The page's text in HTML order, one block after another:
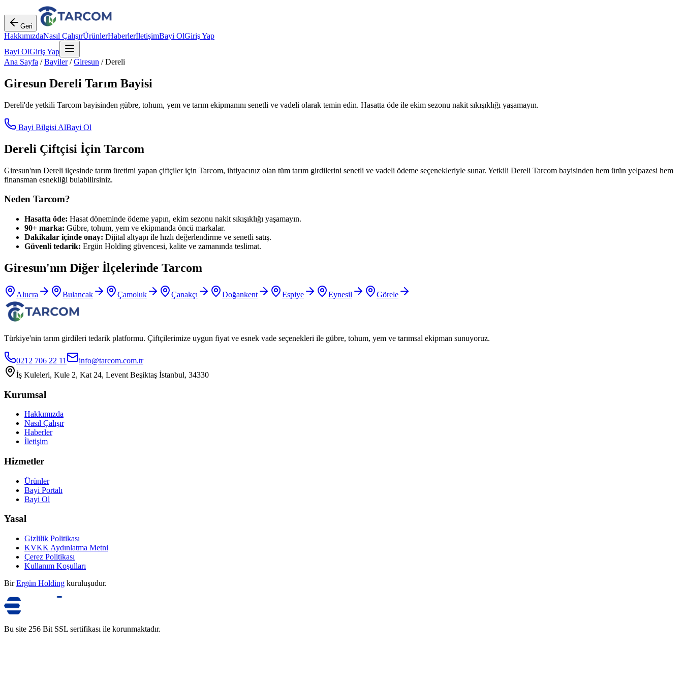
Geri
HakkımızdaNasıl ÇalışırÜrünlerHaberlerİletişimBayi OlGiriş Yap
Bayi OlGiriş Yap
Ana Sayfa /Bayiler/Giresun /Dereli
Giresun Dereli Tarım Bayisi
Dereli'de yetkili Tarcom bayisinden gübre, tohum, yem ve tarım ekipmanını senetli ve vadeli olarak temin edin. Hasatta öde ile ekim sezonu nakit sıkışıklığı yaşamayın.
Bayi Bilgisi AlBayi Ol
Dereli Çiftçisi İçin Tarcom
Giresun'nın Dereli ilçesinde tarım üretimi yapan çiftçiler için Tarcom, ihtiyacınız olan tüm tarım girdilerini senetli ve vadeli ödeme seçenekleriyle sunar. Yetkili Dereli Tarcom bayisinden hem ürün yelpazesi hem
finansman esnekliği bulabilirsiniz.
Neden Tarcom?
Hasatta öde: Hasat döneminde ödeme yapın, ekim sezonu nakit sıkışıklığı yaşamayın.
90+ marka: Gübre, tohum, yem ve ekipmanda öncü markalar.
Dakikalar içinde onay: Dijital altyapı ile hızlı değerlendirme ve senetli satış.
Güvenli tedarik: Ergün Holding güvencesi, kalite ve zamanında teslimat.
Giresun'nın Diğer İlçelerinde Tarcom
Alucra Bulancak Çamoluk Çanakçı Doğankent Espiye Eynesil Görele
Türkiye'nin tarım girdileri tedarik platformu. Çiftçilerimize uygun fiyat ve esnek vade seçenekleri ile gübre, tohum, yem ve tarımsal ekipman sunuyoruz.
0212 706 22 11
info@tarcom.com.tr
İş Kuleleri, Kule 2, Kat 24, Levent Beşiktaş İstanbul, 34330
Kurumsal
Hakkımızda
Nasıl Çalışır
Haberler
İletişim
Hizmetler
Ürünler
Bayi Portalı
Bayi Ol
Yasal
Gizlilik Politikası
KVKK Aydınlatma Metni
Çerez Politikası
Kullanım Koşulları
Bir Ergün Holding kuruluşudur.
Bu site 256 Bit SSL sertifikası ile korunmaktadır.